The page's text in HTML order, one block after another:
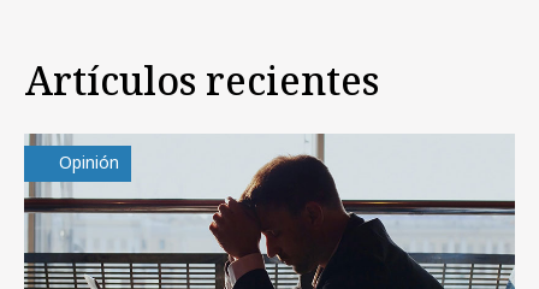
Artículos recientes
Opinión